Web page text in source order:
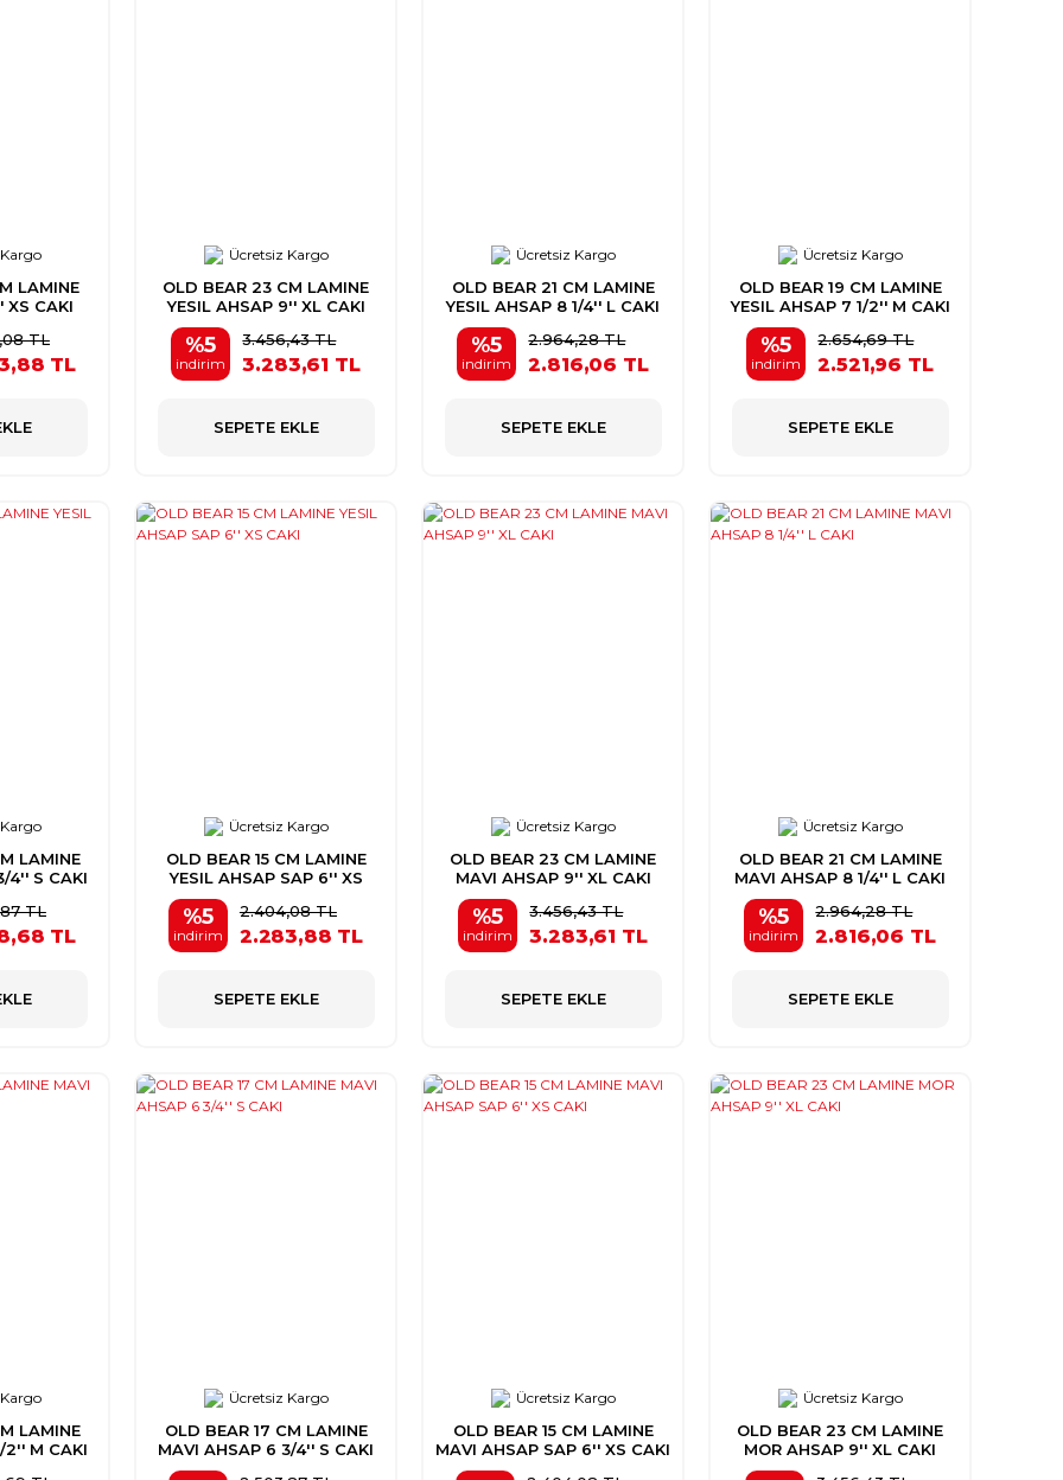
LAMINE
XS CAKI
TL
TL
Ücretsiz Kargo
OLD BEAR 23 CM LAMINE
YESIL AHSAP 9'' XL CAKI
%5
indirim
3.456,43 TL
3.283,61 TL
SEPETE EKLE
Ücretsiz Kargo
OLD BEAR 21 CM LAMINE
YESIL AHSAP 8 1/4'' L CAKI
%5
indirim
2.964,28 TL
2.816,06 TL
SEPETE EKLE
Ücretsiz Kargo
OLD BEAR 19 CM LAMINE
YESIL AHSAP 7 1/2'' M CAKI
%5
indirim
2.654,69 TL
2.521,96 TL
SEPETE EKLE
LAMINE
4'' S CAKI
TL
TL
Ücretsiz Kargo
OLD BEAR 15 CM LAMINE
YESIL AHSAP SAP 6'' XS
%5
indirim
2.404,08 TL
2.283,88 TL
SEPETE EKLE
Ücretsiz Kargo
OLD BEAR 23 CM LAMINE
MAVI AHSAP 9'' XL CAKI
%5
indirim
3.456,43 TL
3.283,61 TL
SEPETE EKLE
Ücretsiz Kargo
OLD BEAR 21 CM LAMINE
MAVI AHSAP 8 1/4'' L CAKI
%5
indirim
2.964,28 TL
2.816,06 TL
SEPETE EKLE
LAMINE
2'' M CAKI
Ücretsiz Kargo
OLD BEAR 17 CM LAMINE
MAVI AHSAP 6 3/4'' S CAKI
Ücretsiz Kargo
OLD BEAR 15 CM LAMINE
MAVI AHSAP SAP 6'' XS CAKI
Ücretsiz Kargo
OLD BEAR 23 CM LAMINE
MOR AHSAP 9'' XL CAKI